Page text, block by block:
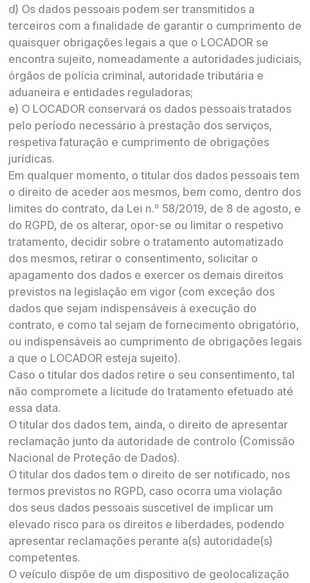
d) Os dados pessoais podem ser transmitidos a
terceiros com a finalidade de garantir o cumprimento de
quaisquer obrigações legais a que o LOCADOR se
encontra sujeito, nomeadamente a autoridades judiciais,
órgãos de polícia criminal, autoridade tributária e
aduaneira e entidades reguladoras;
e) O LOCADOR conservará os dados pessoais tratados
pelo período necessário à prestação dos serviços,
respetiva faturação e cumprimento de obrigações
jurídicas.
Em qualquer momento, o titular dos dados pessoais tem
o direito de aceder aos mesmos, bem como, dentro dos
limites do contrato, da Lei n.º 58/2019, de 8 de agosto, e
do RGPD, de os alterar, opor-se ou limitar o respetivo
tratamento, decidir sobre o tratamento automatizado
dos mesmos, retirar o consentimento, solicitar o
apagamento dos dados e exercer os demais direitos
previstos na legislação em vigor (com exceção dos
dados que sejam indispensáveis à execução do
contrato, e como tal sejam de fornecimento obrigatório,
ou indispensáveis ao cumprimento de obrigações legais
a que o LOCADOR esteja sujeito).
Caso o titular dos dados retire o seu consentimento, tal
não compromete a licitude do tratamento efetuado até
essa data.
O titular dos dados tem, ainda, o direito de apresentar
reclamação junto da autoridade de controlo (Comissão
Nacional de Proteção de Dados).
O titular dos dados tem o direito de ser notificado, nos
termos previstos no RGPD, caso ocorra uma violação
dos seus dados pessoais suscetível de implicar um
elevado risco para os direitos e liberdades, podendo
apresentar reclamações perante a(s) autoridade(s)
competentes.
O veículo dispõe de um dispositivo de geolocalização